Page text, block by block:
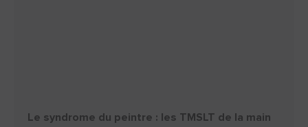
Le syndrome du peintre : les TMSLT de la main